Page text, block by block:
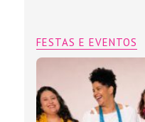
FESTAS E EVENTOS